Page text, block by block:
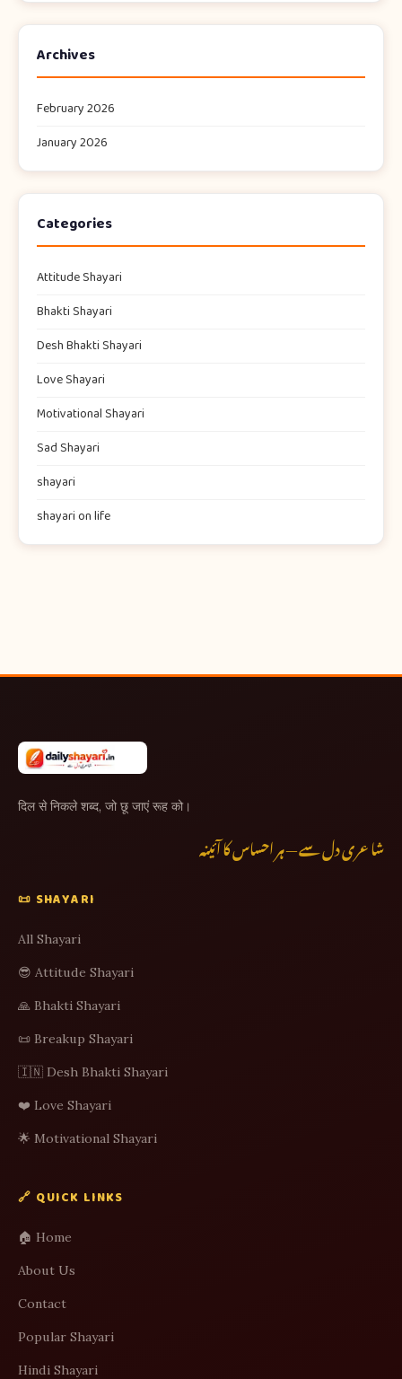
Archives
February 2026
January 2026
Categories
Attitude Shayari
Bhakti Shayari
Desh Bhakti Shayari
Love Shayari
Motivational Shayari
Sad Shayari
shayari​
shayari on life​
दिल से निकले शब्द, जो छू जाएं रूह को।
شاعری دل سے — ہر احساس کا آئینہ
📜 SHAYARI
All Shayari
😎 Attitude Shayari
🙏 Bhakti Shayari
📜 Breakup Shayari
🇮🇳 Desh Bhakti Shayari
❤️ Love Shayari
🌟 Motivational Shayari
🔗 QUICK LINKS
🏠 Home
About Us
Contact
Popular Shayari
Hindi Shayari